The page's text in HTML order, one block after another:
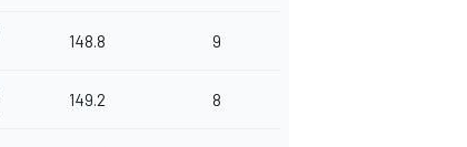
148.8 9
149.2 8